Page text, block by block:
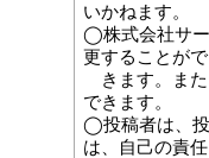
いかねます。
◯株式会社サー
更することがで
きます。また
できます。
◯投稿者は、投
は、自己の責任